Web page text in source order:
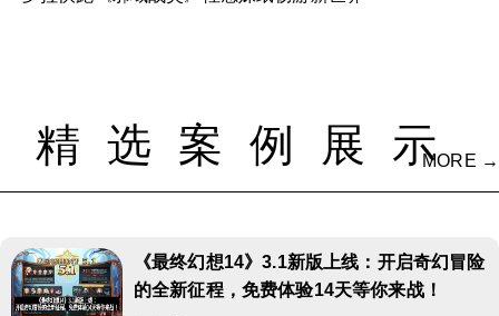
精选案例展示MORE →
《最终幻想14》3.1新版上线：开启奇幻冒险
的全新征程，免费体验14天等你来战！